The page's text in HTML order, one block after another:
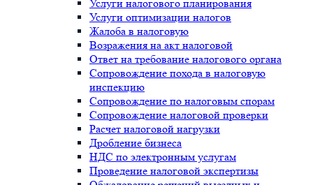
Услуги налогового планирования
Услуги оптимизации налогов
Жалоба в налоговую
Возражения на акт налоговой
Ответ на требование налогового органа
Сопровождение похода в налоговую
инспекцию
Сопровождение по налоговым спорам
Сопровождение налоговой проверки
Расчет налоговой нагрузки
Дробление бизнеса
НДС по электронным услугам
Проведение налоговой экспертизы